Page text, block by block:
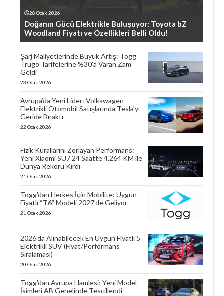
28 Ocak 2026
Doğanın Gücü Elektrikle Buluşuyor: Toyota bZ
Woodland Fiyatı ve Özellikleri Belli Oldu!
Şarj Maliyetlerinde Büyük Artış: Togg
Trugo Tarifelerine %30’a Varan Zam
Geldi
23 Ocak 2026
Avrupa’da Yeni Lider: Volkswagen
Elektrikli Otomobil Satışlarında Tesla’yı
Geride Bıraktı
22 Ocak 2026
Fizik Kurallarını Zorlayan Performans:
Yeni Xiaomi SU7 24 Saatte 4.264 KM ile
Dünya Rekoru Kırdı
21 Ocak 2026
Togg’dan Herkes İçin Mobilite: Uygun
Fiyatlı “T6” Modeli 2027’de Geliyor
21 Ocak 2026
2026’da Alınabilecek En Uygun Fiyatlı 5
Elektrikli SUV (Fiyat/Performans
Sıralaması)
20 Ocak 2026
Togg’dan Avrupa Hamlesi: Yeni Model
İsimleri AB Genelinde Tescillendi